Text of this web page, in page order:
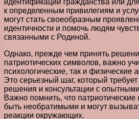
идентификации гражданства или
к определенным привилегиям и
могут стать своеобразным
идентичности и помочь людям
связанными с Родиной.
Однако, прежде чем принять
патриотических символов, важно
психологические, так и физические
Это серьезный шаг, который
решения и консультации с
Важно помнить, что
быть необратимыми и могут
реакции окружающих.